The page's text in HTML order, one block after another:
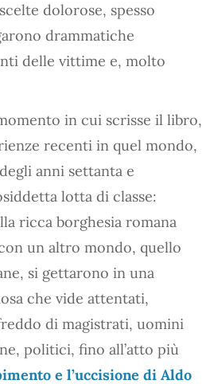
dolorose, spesso
drammatiche
delle vittime e, molto
in cui scrisse il libro,
recenti in quel mondo,
anni settanta e
lotta di classe:
ricca borghesia romana
un altro mondo, quello
si gettarono in una
che vide attentati,
di magistrati, uomini
politici, fino all’atto più
e l’uccisione di Aldo